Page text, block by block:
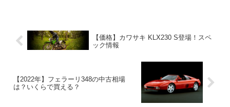
【価格】カワサキ KLX230 S登場！スペ
ック情報
【2022年】フェラーリ348の中古相場
は？いくらで買える？